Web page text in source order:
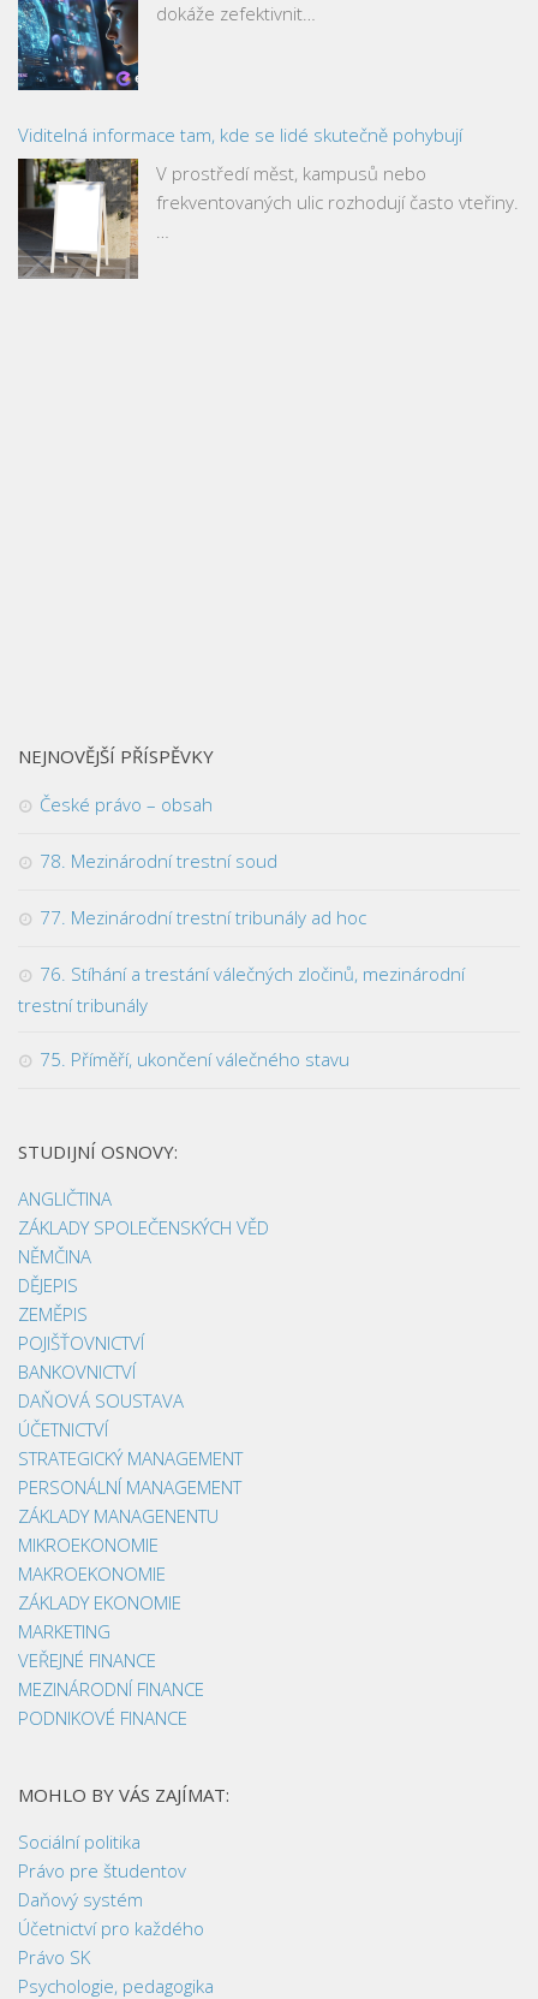
dokáže zefektivnit…
Viditelná informace tam, kde se lidé skutečně pohybují
V prostředí měst, kampusů nebo
frekventovaných ulic rozhodují často vteřiny.
NEJNOVĚJŠÍ PŘÍSPĚVKY
České právo – obsah
78. Mezinárodní trestní soud
77. Mezinárodní trestní tribunály ad hoc
76. Stíhání a trestání válečných zločinů, mezinárodní
trestní tribunály
75. Příměří, ukončení válečného stavu
STUDIJNÍ OSNOVY:
ANGLIČTINA
ZÁKLADY SPOLEČENSKÝCH VĚD
NĚMČINA
DĚJEPIS
ZEMĚPIS
POJIŠŤOVNICTVÍ
BANKOVNICTVÍ
DAŇOVÁ SOUSTAVA
ÚČETNICTVÍ
STRATEGICKÝ MANAGEMENT
PERSONÁLNÍ MANAGEMENT
ZÁKLADY MANAGENENTU
MIKROEKONOMIE
MAKROEKONOMIE
ZÁKLADY EKONOMIE
MARKETING
VEŘEJNÉ FINANCE
MEZINÁRODNÍ FINANCE
PODNIKOVÉ FINANCE
MOHLO BY VÁS ZAJÍMAT:
Sociální politika
Právo pre študentov
Daňový systém
Účetnictví pro každého
Právo SK
Psychologie, pedagogika